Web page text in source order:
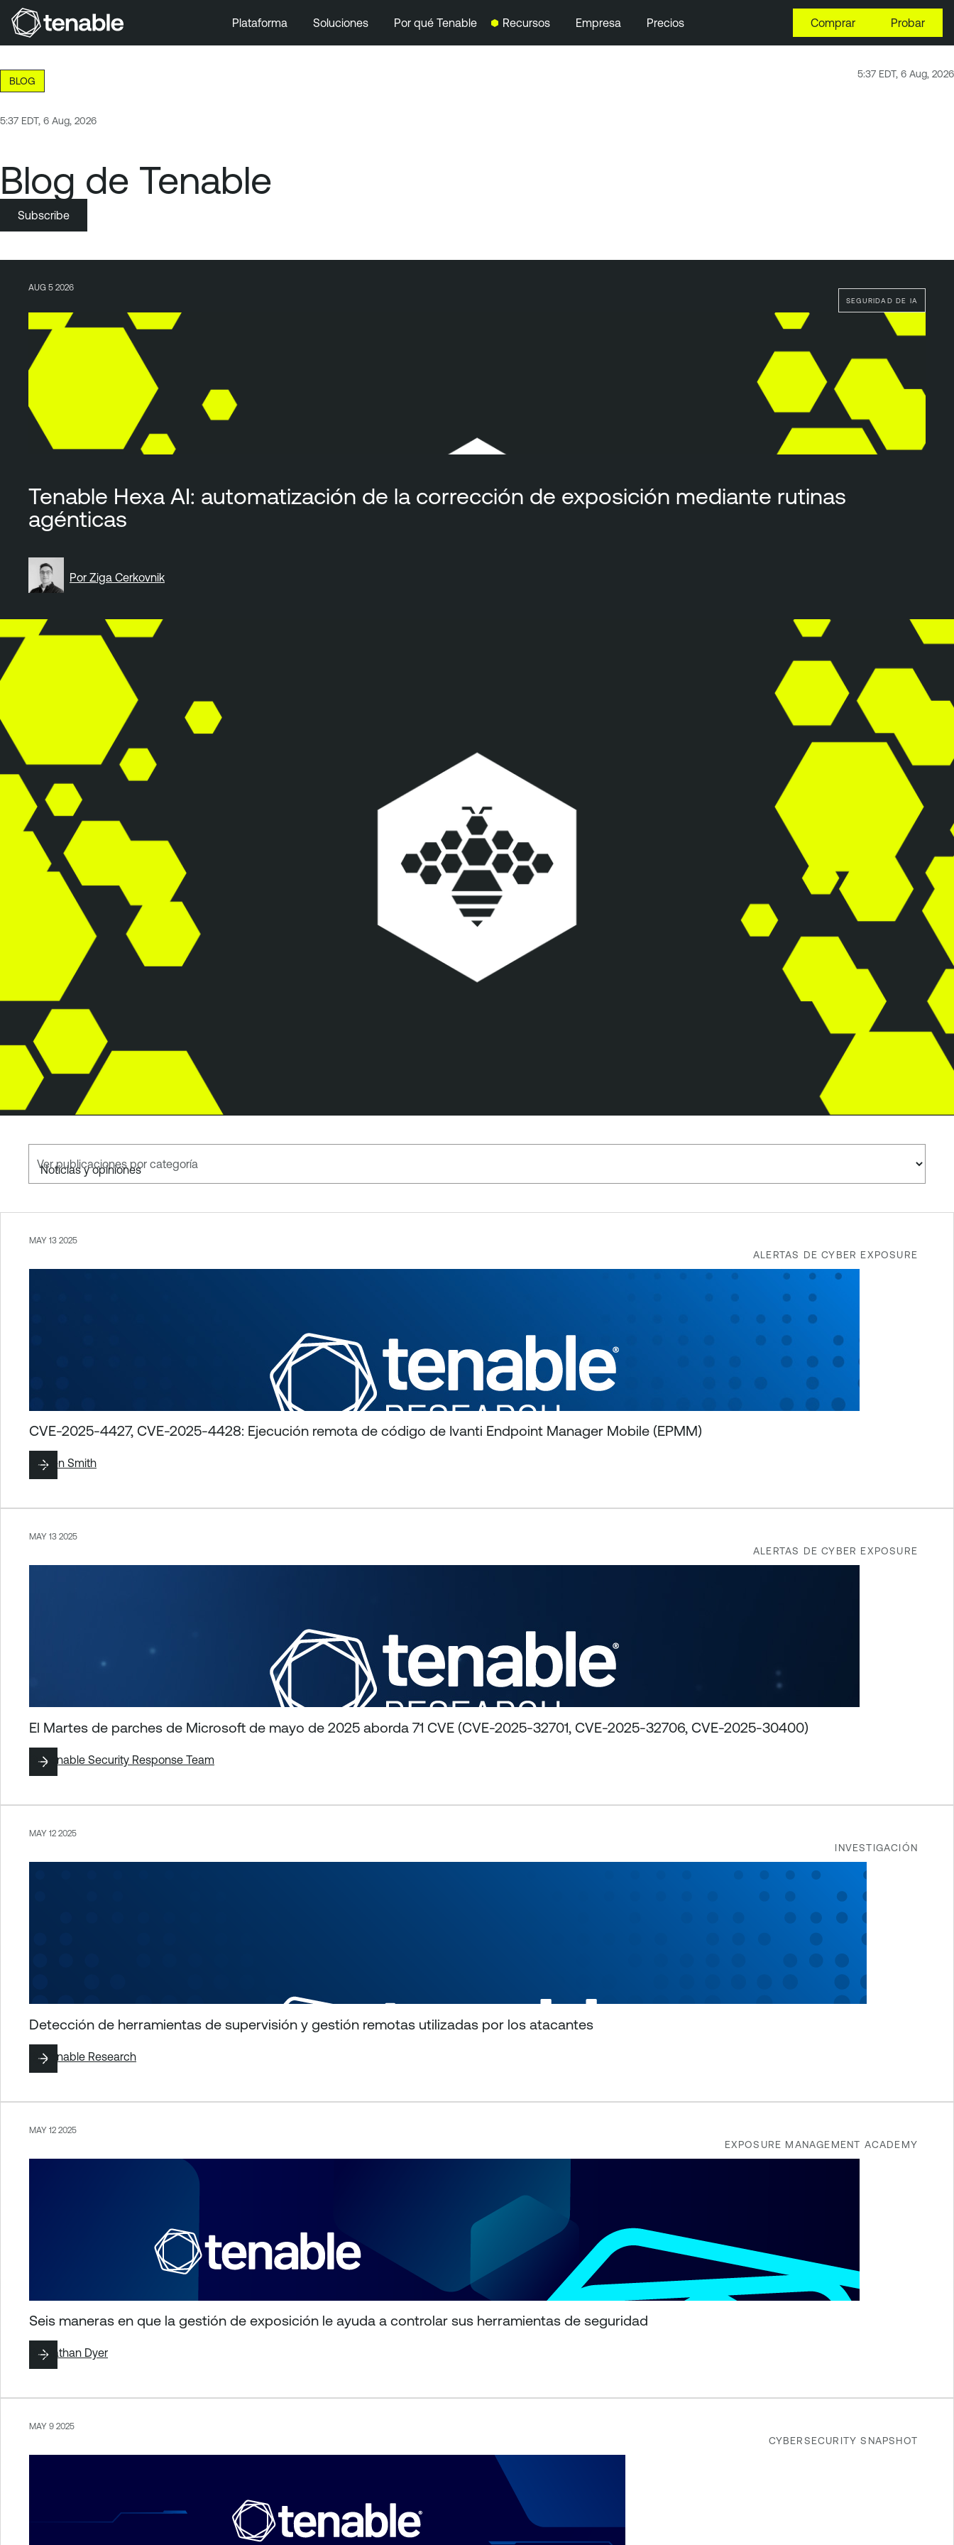
Ir al contenido principal
Ir al pie de página
Plataforma Soluciones Por qué Tenable Recursos Empresa Precios Comprar Probar
5:37 EDT, 6 Aug, 2026
BLOG
5:37 EDT, 6 Aug, 2026
Blog de Tenable
Subscribe
SEGURIDAD DE IA
AUG 5 2026
Tenable Hexa AI: automatización de la corrección de exposición mediante rutinas
agénticas
Por Ziga Cerkovnik
Ver publicaciones por categoría
ALERTAS DE CYBER EXPOSURE
MAY 13 2025
CVE-2025-4427, CVE-2025-4428: Ejecución remota de código de Ivanti Endpoint Manager Mobile (EPMM)
ByBen Smith
ALERTAS DE CYBER EXPOSURE
MAY 13 2025
El Martes de parches de Microsoft de mayo de 2025 aborda 71 CVE (CVE-2025-32701, CVE-2025-32706, CVE-2025-30400)
ByTenable Security Response Team
INVESTIGACIÓN
MAY 12 2025
Detección de herramientas de supervisión y gestión remotas utilizadas por los atacantes
ByTenable Research
EXPOSURE MANAGEMENT ACADEMY
MAY 12 2025
Seis maneras en que la gestión de exposición le ayuda a controlar sus herramientas de seguridad
ByNathan Dyer
CYBERSECURITY SNAPSHOT
MAY 9 2025